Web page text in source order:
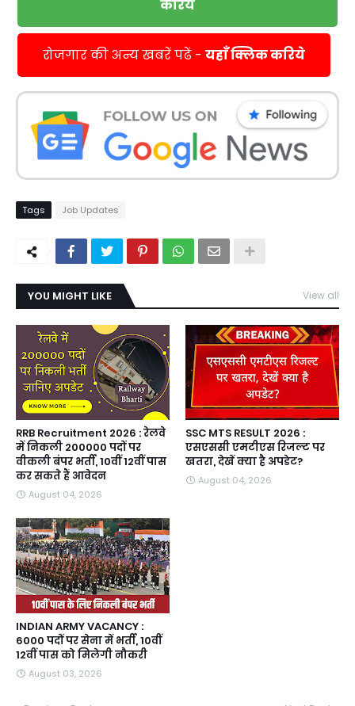
करिये
रोजगार की अन्य खबरें पढें - यहाँ क्लिक करिये
Tags Job Updates
YOU MIGHT LIKE View all
RRB Recruitment 2026 : रेलवे
में निकली 200000 पदों पर
वीकली बंपर भर्ती, 10वीं 12वीं पास
कर सकते हैं आवेदन
August 04, 2026
SSC MTS RESULT 2026 :
एसएससी एमटीएस रिजल्ट पर
खतरा, देखें क्या है अपडेट?
August 04, 2026
INDIAN ARMY VACANCY :
6000 पदों पर सेना में भर्ती, 10वीं
12वीं पास को मिलेगी नौकरी
August 03, 2026